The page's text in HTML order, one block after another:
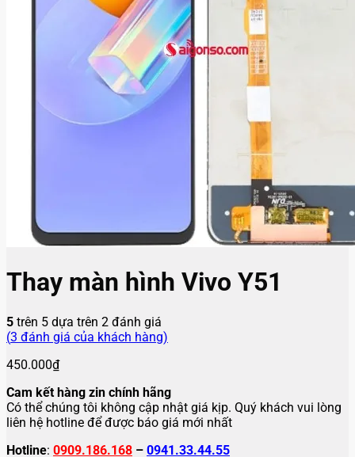
Thay màn hình Vivo Y51
5 trên 5 dựa trên 2 đánh giá
(3 đánh giá của khách hàng)
450.000₫
Cam kết hàng zin chính hãng
Có thể chúng tôi không cập nhật giá kịp. Quý khách vui lòng
liên hệ hotline để được báo giá mới nhất
Hotline: 0909.186.168 – 0941.33.44.55